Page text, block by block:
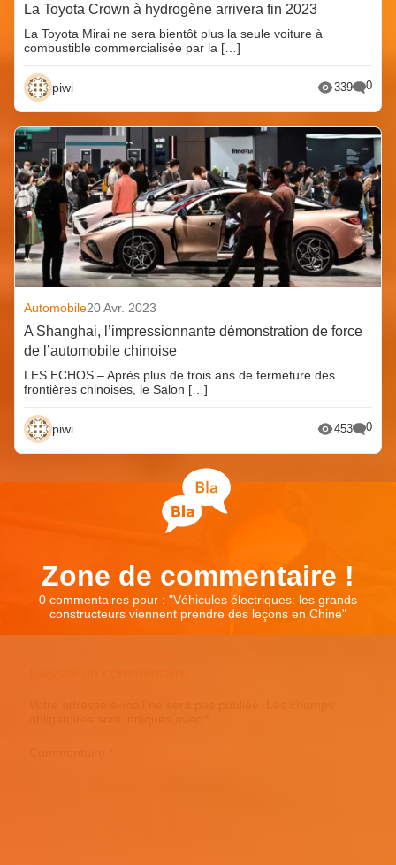
La Toyota Crown à hydrogène arrivera fin 2023
La Toyota Mirai ne sera bientôt plus la seule voiture à
combustible commercialisée par la […]
piwi 339 0
Automobile20 Avr. 2023
A Shanghai, l’impressionnante démonstration de force
de l’automobile chinoise
LES ECHOS – Après plus de trois ans de fermeture des
frontières chinoises, le Salon […]
piwi 453 0
Zone de commentaire !
0 commentaires pour : "Véhicules électriques: les grands
constructeurs viennent prendre des leçons en Chine"